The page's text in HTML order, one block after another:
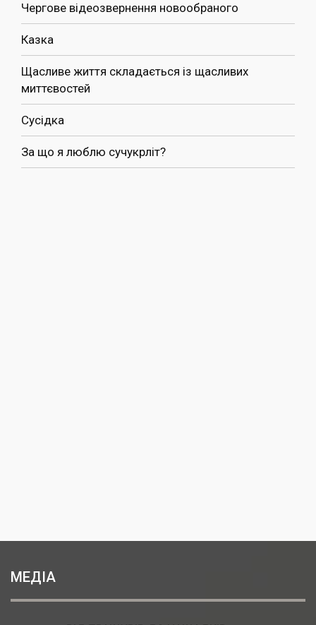
Чергове відеозвернення новообраного
Казка
Щасливе життя складається із щасливих
миттєвостей
Сусідка
За що я люблю сучукрліт?
МЕДІА